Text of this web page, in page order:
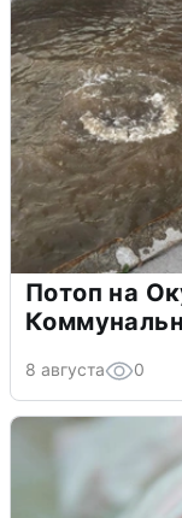
Потоп на
8 августа 0